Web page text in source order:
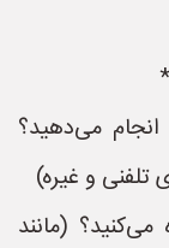
می‌دهید؟
و غیره)
(مانند